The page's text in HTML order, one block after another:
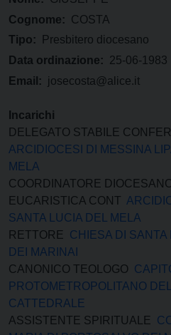
Cognome: COSTA
Tipo:
Presbitero diocesano
Data ordinazione: 25-06-1983
Email: josecosta@alice.it
Incarichi
DELEGATO STABILE
ARCIDIOCESI DI MESSINA
MELA
COORDINATORE
EUCARISTICA CONT
SANTA LUCIA DEL MELA
RETTORE
CHIESA DI SANTA
DEI MARINAI
CANONICO TEOLOGO
PROTOMETROPOLITANO
CATTEDRALE
ASSISTENTE SPIRITUALE